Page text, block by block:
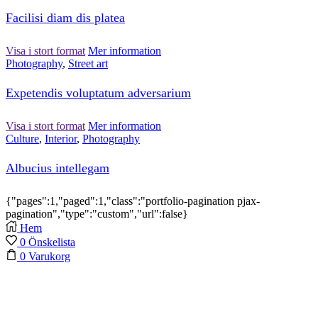
Facilisi diam dis platea
Visa i stort format Mer information
Photography, Street art
Expetendis voluptatum adversarium
Visa i stort format Mer information
Culture, Interior, Photography
Albucius intellegam
{"pages":1,"paged":1,"class":"portfolio-pagination pjax-
pagination","type":"custom","url":false}
Hem
0 Önskelista
0 Varukorg